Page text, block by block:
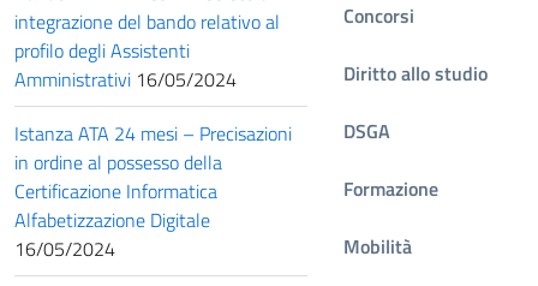
Concorsi
Diritto allo studio
DSGA
Formazione
Mobilità
integrazione del bando relativo al
profilo degli Assistenti
Amministrativi 16/05/2024
Istanza ATA 24 mesi – Precisazioni
in ordine al possesso della
Certificazione Informatica
Alfabetizzazione Digitale
16/05/2024